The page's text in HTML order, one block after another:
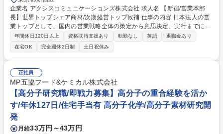
企業名 アクシスコミュニケーションズ株式会社 求人名 【新宿/営業本部
長】世界トップシェア商材/次期経営トップ候補 仕事の内容 日本法人の営
業トップとして、国内の営業戦略全体の策定から意思決定、実行までに全
責任を負います。最大のミッションは日本市場と本社の「戦略的な架け
橋」となり、強固な信頼とリソースを引き出すことです 【具体的には】■
日本市場の代弁者として、市場トレンドやパートナー網について本社へイ
ンサイトを提供 ■営業戦略の推進:年次/四半期の営業目標設定、3つの営業
部門(KAM/AM/インサイド)の統括・最適化■国内プロジェクトの精査、リ
ージョナルトップへの高精度な売上予測(FCST)提示■3名の営業マネージ
ャーの評価・指導、コアバリューの体現と組織文化の醸成.真のピープルリ
ーダーとして人を育てるマネージャーを育成する役割 募集職種 【新宿/営
業本部長】世界トップシェア商材/次期経営トップ候補
年間休日120日以上 資格取得支援あり 転勤なし 英語
退職金あり
在宅OK
完全週休2日制 土日祝休み
正社員
MP五協フード&ケミカル株式会社
【高分子研究職/即戦力募集】高分子の重合経験を活か
す/年休127日/住宅手当有 高分子化学/高分子素材研究開
発
月給33万円～43万円